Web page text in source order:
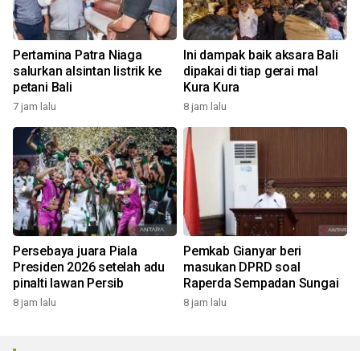
Pertamina Patra Niaga
salurkan alsintan listrik ke
petani Bali
7 jam lalu
Ini dampak baik aksara Bali
dipakai di tiap gerai mal
Kura Kura
8 jam lalu
Persebaya juara Piala
Presiden 2026 setelah adu
pinalti lawan Persib
8 jam lalu
Pemkab Gianyar beri
masukan DPRD soal
Raperda Sempadan Sungai
8 jam lalu